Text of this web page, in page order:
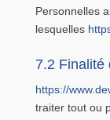
Personnelles
lesquelles
7.2 Finalité
https://
traiter tout ou